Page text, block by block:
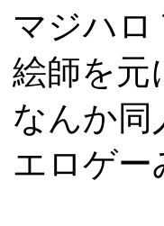
マジハロ
絵師を元
なんか同
エロゲー